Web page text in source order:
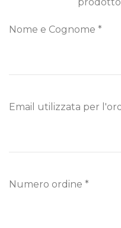
Nome e Cognome *
Email utilizzata per
Numero ordine *